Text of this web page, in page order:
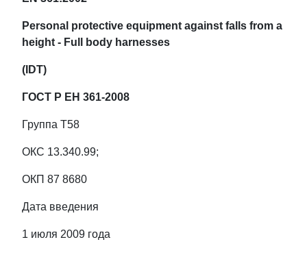
Personal protective equipment against falls from a
height - Full body harnesses
(IDT)
ГОСТ Р ЕН 361-2008
Группа Т58
ОКС 13.340.99;
ОКП 87 8680
Дата введения
1 июля 2009 года